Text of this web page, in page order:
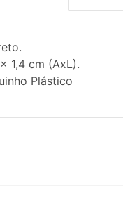
1,4 cm (AxL).
Plástico